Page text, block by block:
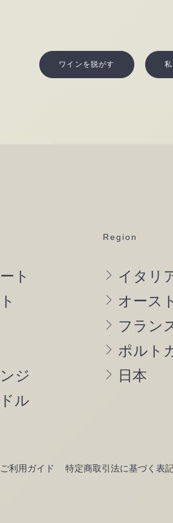
ワインを脱がす
ト
ジ
ル
Region
イタリ
オース
フラン
ポルト
日本
ご利用ガイド 特定商取引法に基づく表